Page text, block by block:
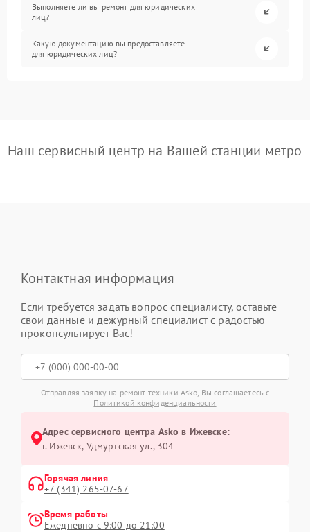
Выполняете ли вы ремонт для юридических
лиц?
Какую документацию вы предоставляете
для юридических лиц?
Наш сервисный центр на Вашей станции метро
Контактная информация
Если требуется задать вопрос специалисту, оставьте
свои данные и дежурный специалист с радостью
проконсультирует Вас!
Отправляя заявку на ремонт техники Asko, Вы соглашаетесь с
Политикой конфиденциальности
Адрес сервисного центра Asko в Ижевске:
г. Ижевск, Удмуртская ул., 304
Горячая линия
+7 (341) 265-07-67
Время работы
Ежедневно с 9:00 до 21:00